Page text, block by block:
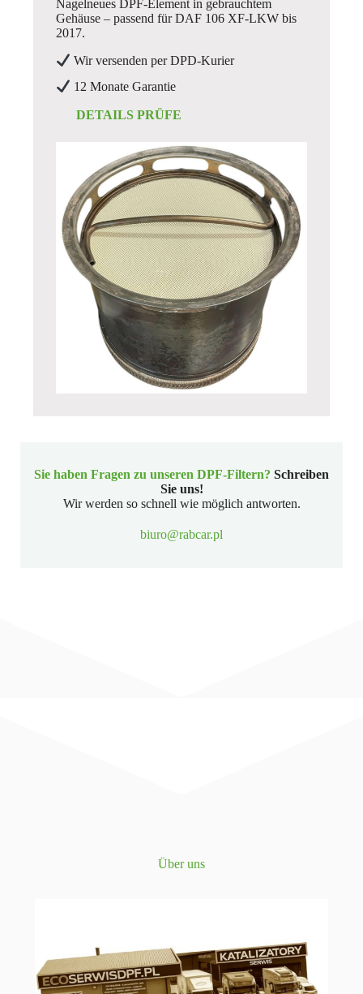
Nagelneues DPF-Element in gebrauchtem
Gehäuse – passend für DAF 106 XF-LKW bis
2017.
Wir versenden per DPD-Kurier
12 Monate Garantie
DETAILS PRÜFE
Sie haben Fragen zu unseren DPF-Filtern? Schreiben
Sie uns!
Wir werden so schnell wie möglich antworten.
biuro@rabcar.pl
Über uns